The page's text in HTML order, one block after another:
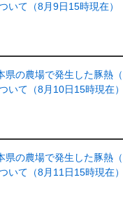
いて（8月9日15時現在）
県の農場で発生した豚熱
いて（8月10日15時現在）
県の農場で発生した豚熱
いて（8月11日15時現在）